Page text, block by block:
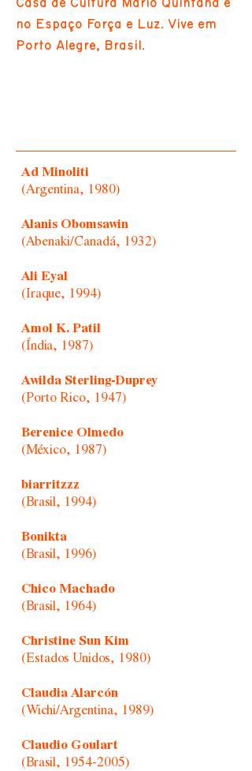
Casa de Cultura Mário Quintana e
no Espaço Força e Luz. Vive em
Porto Alegre, Brasil.
Ad Minoliti
(Argentina, 1980)
Alanis Obomsawin
(Abenaki/Canadá, 1932)
Ali Eyal
(Iraque, 1994)
Amol K. Patil
(Índia, 1987)
Awilda Sterling-Duprey
(Porto Rico, 1947)
Berenice Olmedo
(México, 1987)
biarritzzz
(Brasil, 1994)
Bonikta
(Brasil, 1996)
Chico Machado
(Brasil, 1964)
Christine Sun Kim
(Estados Unidos, 1980)
Claudia Alarcón
(Wichi/Argentina, 1989)
Claudio Goulart
(Brasil, 1954-2005)